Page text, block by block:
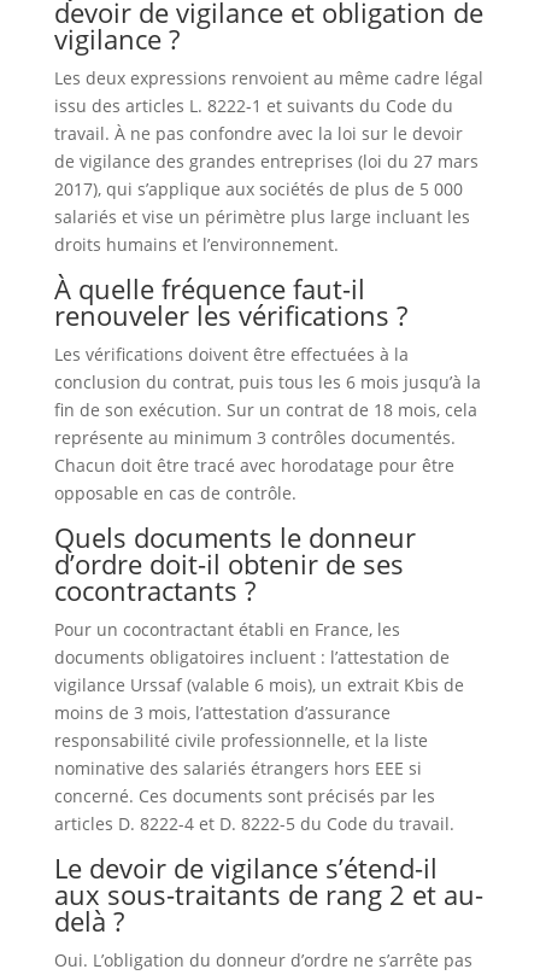
devoir de vigilance et obligation de
vigilance ?
Les deux expressions renvoient au même cadre légal
issu des articles L. 8222-1 et suivants du Code du
travail. À ne pas confondre avec la loi sur le devoir
de vigilance des grandes entreprises (loi du 27 mars
2017), qui s’applique aux sociétés de plus de 5 000
salariés et vise un périmètre plus large incluant les
droits humains et l’environnement.
À quelle fréquence faut-il
renouveler les vérifications ?
Les vérifications doivent être effectuées à la
conclusion du contrat, puis tous les 6 mois jusqu’à la
fin de son exécution. Sur un contrat de 18 mois, cela
représente au minimum 3 contrôles documentés.
Chacun doit être tracé avec horodatage pour être
opposable en cas de contrôle.
Quels documents le donneur
d’ordre doit-il obtenir de ses
cocontractants ?
Pour un cocontractant établi en France, les
documents obligatoires incluent : l’attestation de
vigilance Urssaf (valable 6 mois), un extrait Kbis de
moins de 3 mois, l’attestation d’assurance
responsabilité civile professionnelle, et la liste
nominative des salariés étrangers hors EEE si
concerné. Ces documents sont précisés par les
articles D. 8222-4 et D. 8222-5 du Code du travail.
Le devoir de vigilance s’étend-il
aux sous-traitants de rang 2 et au-
delà ?
Oui. L’obligation du donneur d’ordre ne s’arrête pas